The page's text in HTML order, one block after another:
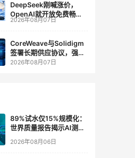
DeepSeek刚喊涨价，
OpenAI就开放免费畅
聊？大模型定价的平行宇
2026年08月07日
CoreWeave与Solidigm
签署长期供应协议，强化
一体化人工智能云平台
2026年08月07日
89%试水仅15%规模化：
世界质量报告揭示AI测
试"落地鸿沟"
2026年08月06日